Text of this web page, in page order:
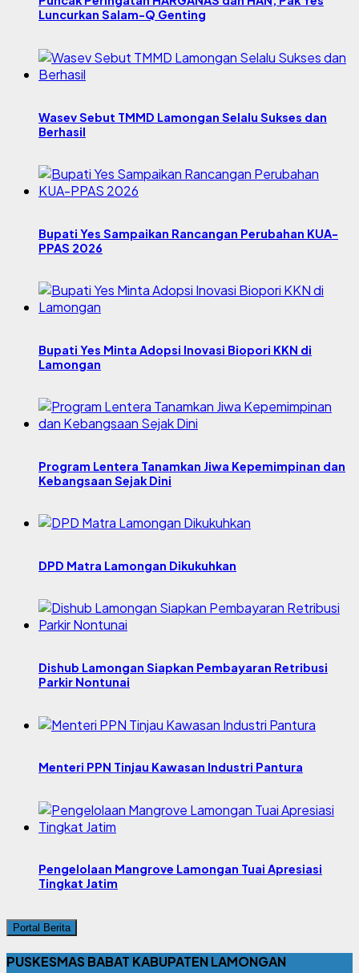
Luncurkan Salam-Q Genting
Wasev Sebut TMMD Lamongan Selalu Sukses dan
Berhasil
Bupati Yes Sampaikan Rancangan Perubahan KUA-
PPAS 2026
Bupati Yes Minta Adopsi Inovasi Biopori KKN di
Lamongan
Program Lentera Tanamkan Jiwa Kepemimpinan dan
Kebangsaan Sejak Dini
DPD Matra Lamongan Dikukuhkan
Dishub Lamongan Siapkan Pembayaran Retribusi
Parkir Nontunai
Menteri PPN Tinjau Kawasan Industri Pantura
Pengelolaan Mangrove Lamongan Tuai Apresiasi
Tingkat Jatim
Portal Berita
PUSKESMAS BABAT KABUPATEN LAMONGAN